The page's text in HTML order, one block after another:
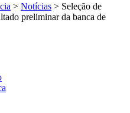
> Notícias > Seleção de
preliminar da banca de